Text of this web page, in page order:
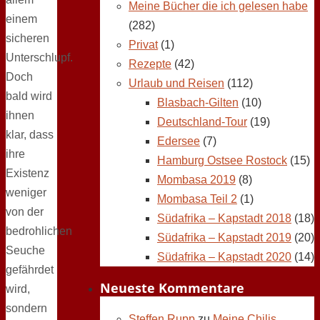
einem
sicheren
Unterschlupf.
Doch
bald wird
ihnen
klar, dass
ihre
Existenz
weniger
von der
bedrohlichen
Seuche
gefährdet
wird,
sondern
Meine Bücher die ich gelesen habe
(282)
Privat(1)
Rezepte (42)
Urlaub und Reisen (112)
Blasbach-Gilten (10)
Deutschland-Tour (19)
Edersee (7)
Hamburg Ostsee Rostock (15)
Mombasa 2019 (8)
Mombasa Teil 2 (1)
Südafrika – Kapstadt 2018 (18)
Südafrika – Kapstadt 2019 (20)
Südafrika – Kapstadt 2020 (14)
Neueste Kommentare